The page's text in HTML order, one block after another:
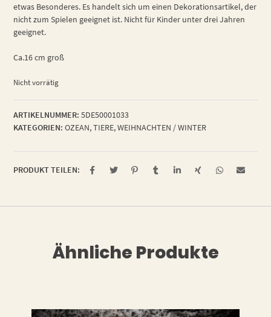
etwas Besonderes. Es handelt sich um einen Dekorationsartikel, der
nicht zum Spielen geeignet ist. Nicht für Kinder unter drei Jahren
geeignet.
Ca.16 cm groß
Nicht vorrätig
ARTIKELNUMMER: 5DE50001033
KATEGORIEN: OZEAN,TIERE,WEIHNACHTEN / WINTER
PRODUKT TEILEN:
Ähnliche Produkte